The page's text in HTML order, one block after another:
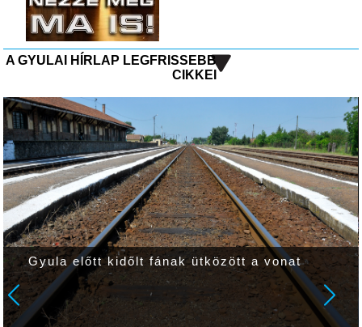
A GYULAI HÍRLAP LEGFRISSEBB
CIKKEI
Gyula előtt kidőlt fának ütközött a vonat